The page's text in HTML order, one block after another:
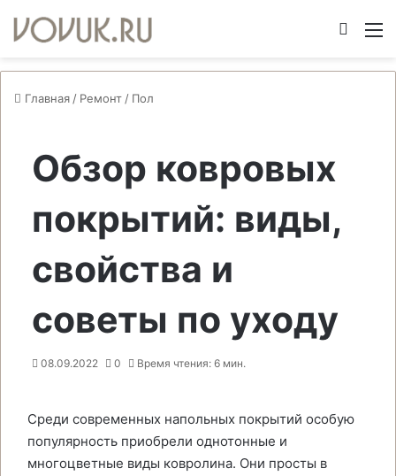
Главная/ Ремонт/ Пол
Обзор ковровых
покрытий: виды,
свойства и
советы по уходу
08.09.2022 0 Время чтения: 6 мин.
Среди современных напольных покрытий особую
популярность приобрели однотонные и
многоцветные виды ковролина. Они просты в